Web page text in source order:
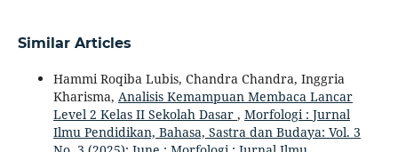
Similar Articles
Hammi Roqiba Lubis, Chandra Chandra, Inggria
Kharisma, Analisis Kemampuan Membaca Lancar
Level 2 Kelas II Sekolah Dasar , Morfologi : Jurnal
Ilmu Pendidikan, Bahasa, Sastra dan Budaya: Vol. 3